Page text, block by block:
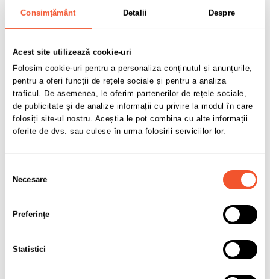
Consimțământ Detalii Despre
Acest site utilizează cookie-uri
Folosim cookie-uri pentru a personaliza conținutul și anunțurile,
pentru a oferi funcții de rețele sociale și pentru a analiza
traficul. De asemenea, le oferim partenerilor de rețele sociale,
de publicitate și de analize informații cu privire la modul în care
folosiți site-ul nostru. Aceștia le pot combina cu alte informații
oferite de dvs. sau culese în urma folosirii serviciilor lor.
consimțământului
Necesare
Preferinţe
Statistici
334,38 lei
Sunt de acord cu
a datelor cu